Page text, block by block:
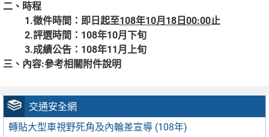
交通安全網
轉貼大型車視野死角及內輪差宣導 (108年)
二、時程
1.徵件時間：即日起至108年10月 18 日 00:00止
2.評選時間：108年10月下旬
3.成績公告：108年11月上旬
三、內容:參考相關附件說明